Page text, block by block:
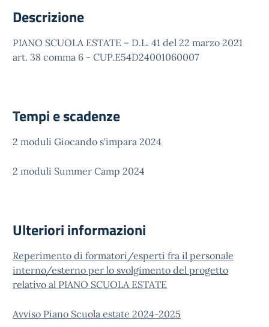
Descrizione
PIANO SCUOLA ESTATE – D.L. 41 del 22 marzo 2021
art. 38 comma 6 - CUP.E54D24001060007
Tempi e scadenze
2 moduli Giocando s'impara 2024
2 moduli Summer Camp 2024
Ulteriori informazioni
Reperimento di formatori/esperti fra il personale
interno/esterno per lo svolgimento del progetto
relativo al PIANO SCUOLA ESTATE
Avviso Piano Scuola estate 2024-2025